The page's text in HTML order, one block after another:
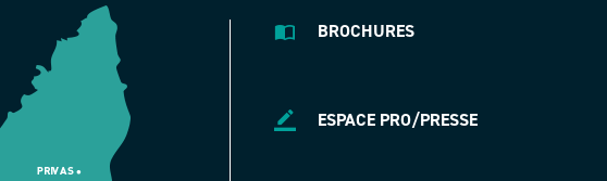
BROCHURES
ESPACE PRO/PRESSE